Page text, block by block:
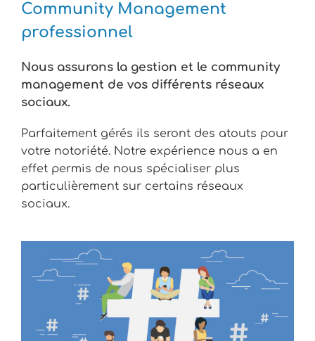
Community Management
professionnel
Nous assurons la gestion et le community
management de vos différents réseaux
sociaux.
Parfaitement gérés ils seront des atouts pour
votre notoriété. Notre expérience nous a en
effet permis de nous spécialiser plus
particulièrement sur certains réseaux
sociaux.